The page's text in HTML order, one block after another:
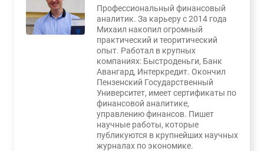
Профессиональный финансовый
аналитик. За карьеру с 2014 года
Михаил накопил огромный
практический и теоритический
опыт. Работал в крупных
компаниях: Быстроденьги, Банк
Авангард, Интеркредит. Окончил
Пензенский Государственный
Университет, имеет сертификаты по
финансовой аналитике,
управлению финансов. Пишет
научные работы, которые
публикуются в крупнейших научных
журналах по экономике.